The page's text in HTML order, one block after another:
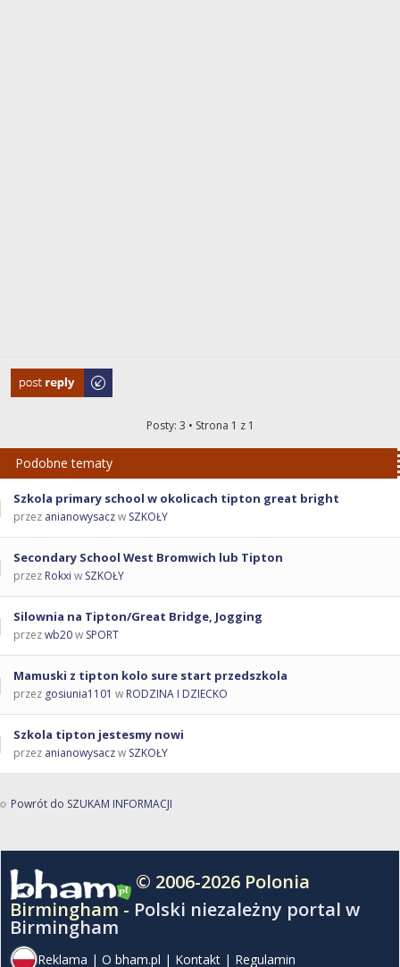
Odpowiedz
Posty: 3 • Strona 1 z 1
Podobne tematy
Szkola primary school w okolicach tipton great bright
przez anianowysaczw SZKOŁY
Secondary School West Bromwich lub Tipton
przez Rokxi w SZKOŁY
Silownia na Tipton/Great Bridge, Jogging
przezwb20w SPORT
Mamuski z tipton kolo sure start przedszkola
przez gosiunia1101 w RODZINA I DZIECKO
Szkola tipton jestesmy nowi
przez anianowysaczw SZKOŁY
Powrót do SZUKAM INFORMACJI
© 2006-2026 Polonia
Birmingham - Polski niezależny portal w
Birmingham
Reklama | O bham.pl | Kontakt | Regulamin